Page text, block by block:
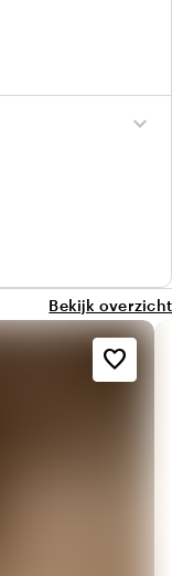
expand_more
Bekijk overzicht
favorite_border